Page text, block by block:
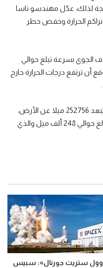
رحلة الاختبار في 2022. ونتيجة لذلك، عدّل مهندسو ناسا
أرتميس 2 لتقليل تراكم الحرارة وخفض خطر
الجوي بسرعة تبلغ حوالي
⁠أن ترتفع ⁠درجات الحرارة خارج
ووصل الطاقم خلال الرحلة إلى نقطة تبعد 252756 ميلا عن الأرض،
ليتجاوز بذلك الرقم القياسي السابق البالغ حوالي 248 ألف ميل والذي
ستريت جورنال»: سبيس